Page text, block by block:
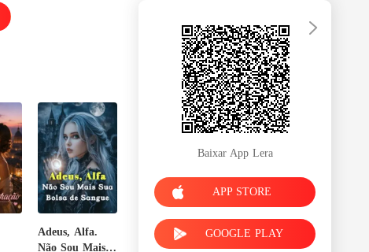
Adeus, Alfa.
Não Sou Mais
Baixar App Lera
APP STORE
GOOGLE PLAY